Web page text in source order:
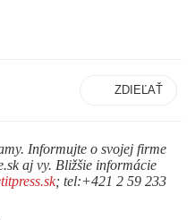
ZDIEĽAŤ
Informujte o svojej firme
aj vy. Bližšie informácie
; tel:+421 2 59 233